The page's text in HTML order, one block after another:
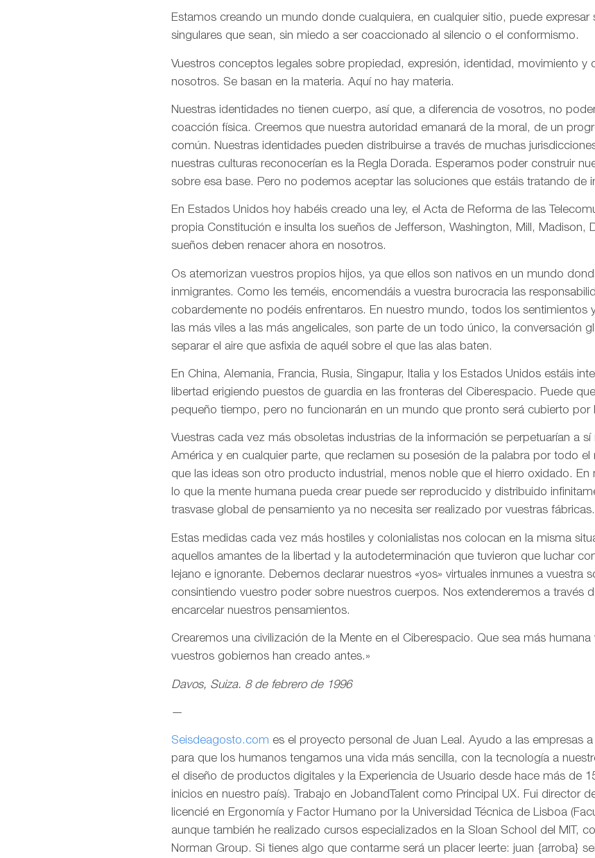
Estamos creando un mundo donde cualquiera, en cualquier sitio, puede expresar
singulares que sean, sin miedo a ser coaccionado al silencio o el conformismo.
Vuestros conceptos legales sobre propiedad, expresión, identidad, movimiento y
nosotros. Se basan en la materia. Aquí no hay materia.
Nuestras identidades no tienen cuerpo, así que, a diferencia de vosotros, no
coacción física. Creemos que nuestra autoridad emanará de la moral, de un
común. Nuestras identidades pueden distribuirse a través de muchas
nuestras culturas reconocerían es la Regla Dorada. Esperamos poder construir
sobre esa base. Pero no podemos aceptar las soluciones que estáis tratando de
En Estados Unidos hoy habéis creado una ley, el Acta de Reforma de las
propia Constitución e insulta los sueños de Jefferson, Washington, Mill, Madison,
sueños deben renacer ahora en nosotros.
Os atemorizan vuestros propios hijos, ya que ellos son nativos en un mundo
inmigrantes. Como les teméis, encomendáis a vuestra burocracia las
cobardemente no podéis enfrentaros. En nuestro mundo, todos los sentimientos
las más viles a las más angelicales, son parte de un todo único, la conversación
separar el aire que asfixia de aquél sobre el que las alas baten.
En China, Alemania, Francia, Rusia, Singapur, Italia y los Estados Unidos estáis
libertad erigiendo puestos de guardia en las fronteras del Ciberespacio. Puede
pequeño tiempo, pero no funcionarán en un mundo que pronto será cubierto por
Vuestras cada vez más obsoletas industrias de la información se perpetuarían a
América y en cualquier parte, que reclamen su posesión de la palabra por todo el
que las ideas son otro producto industrial, menos noble que el hierro oxidado.
lo que la mente humana pueda crear puede ser reproducido y distribuido
trasvase global de pensamiento ya no necesita ser realizado por vuestras fábricas.
Estas medidas cada vez más hostiles y colonialistas nos colocan en la misma
aquellos amantes de la libertad y la autodeterminación que tuvieron que luchar
lejano e ignorante. Debemos declarar nuestros «yos» virtuales inmunes a vuestra
consintiendo vuestro poder sobre nuestros cuerpos. Nos extenderemos a través
encarcelar nuestros pensamientos.
Crearemos una civilización de la Mente en el Ciberespacio. Que sea más
vuestros gobiernos han creado antes.»
Davos, Suiza. 8 de febrero de 1996
—
Seisdeagosto.com es el proyecto personal de Juan Leal. Ayudo a las empresas
para que los humanos tengamos una vida más sencilla, con la tecnología a
el diseño de productos digitales y la Experiencia de Usuario desde hace más de
inicios en nuestro país). Trabajo en JobandTalent como Principal UX. Fui director
licencié en Ergonomía y Factor Humano por la Universidad Técnica de Lisboa
aunque también he realizado cursos especializados en la Sloan School del MIT,
Norman Group. Si tienes algo que contarme será un placer leerte: juan {arroba}